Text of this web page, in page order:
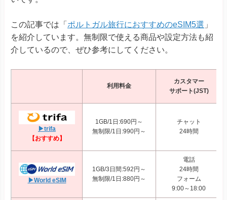
この記事では「 ポルトガル旅行におすすめのeSIM5選 」
を紹介しています。無制限で使える商品や設定方法も紹
介しているので、ぜひ参考にしてください。
利用料金
カスタマー
サポート(JST)
▶trifa
【おすすめ】
1GB/1日:690円～
無制限/1日:990円～
チャット
24時間
▶World eSIM
1GB/3日間:592円～
無制限/1日:880円～
電話
24時間
フォーム
9:00～18:00